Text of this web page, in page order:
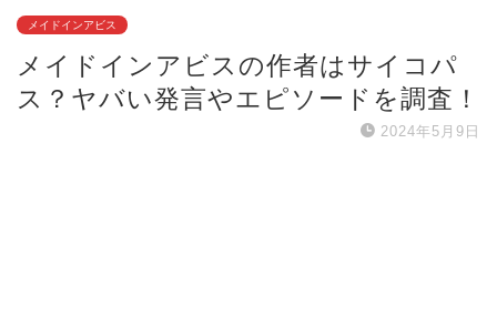
メイドインアビス
メイドインアビスの作者はサイコパ
ス？ヤバい発言やエピソードを調査！
2024年5月9日